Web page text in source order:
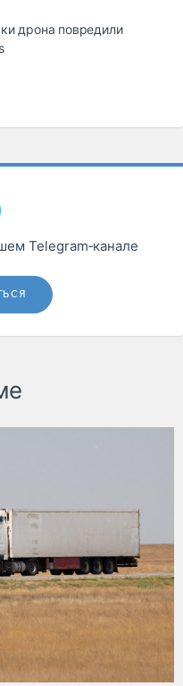
дрона повредили
Telegram‑канале